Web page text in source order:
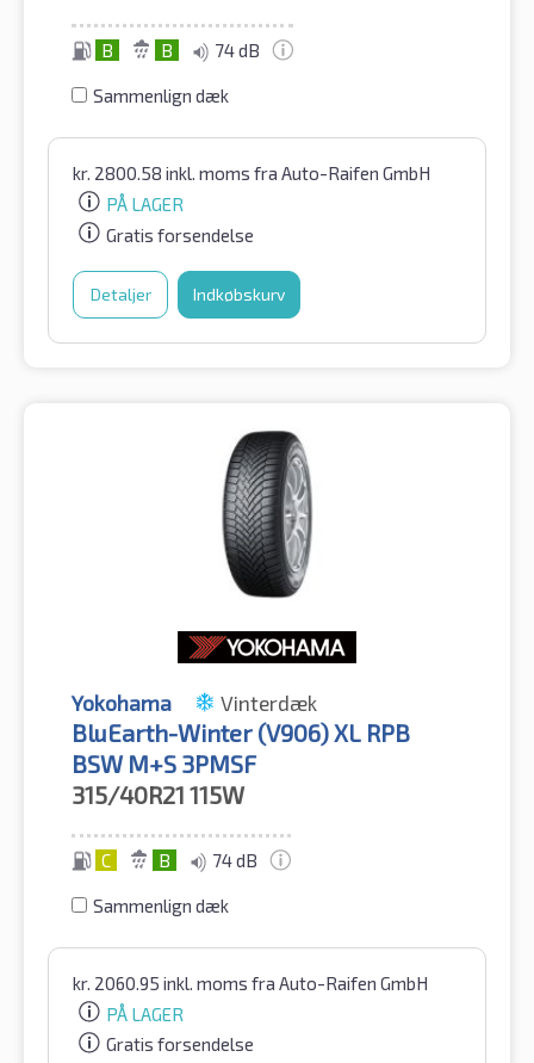
B B 74 dB
Sammenlign dæk
kr. 2800.58 inkl. moms fra Auto-Raifen GmbH
PÅ LAGER
Gratis forsendelse
Detaljer Indkøbskurv
Yokohama Vinterdæk
BluEarth-Winter (V906) XL RPB
BSW M+S 3PMSF
315/40R21 115W
C B 74 dB
Sammenlign dæk
kr. 2060.95 inkl. moms fra Auto-Raifen GmbH
PÅ LAGER
Gratis forsendelse